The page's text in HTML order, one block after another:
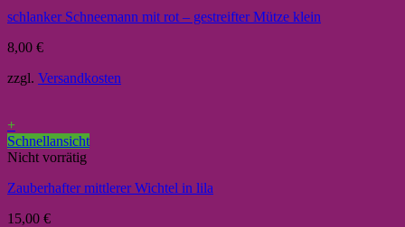
schlanker Schneemann mit rot – gestreifter Mütze klein
8,00 €
zzgl. Versandkosten
+
Schnellansicht
Nicht vorrätig
Zauberhafter mittlerer Wichtel in lila
15,00 €